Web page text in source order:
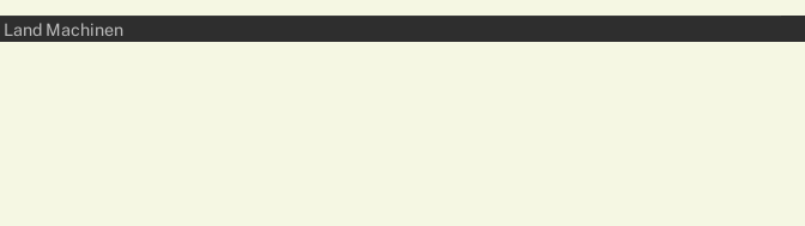
Land Machinen